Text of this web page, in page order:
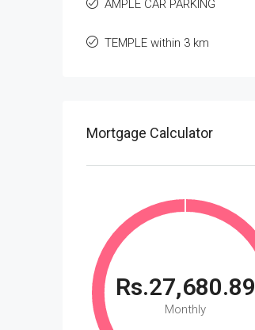
AMPLE CAR PARKING
TEMPLE within 3 km
Mortgage Calculator
Rs.27,680.89
Monthly